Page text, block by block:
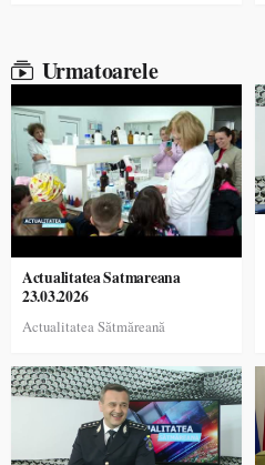
Urmatoarele
Actualitatea Satmareana
23.03.2026
Actualitatea Sătmăreană